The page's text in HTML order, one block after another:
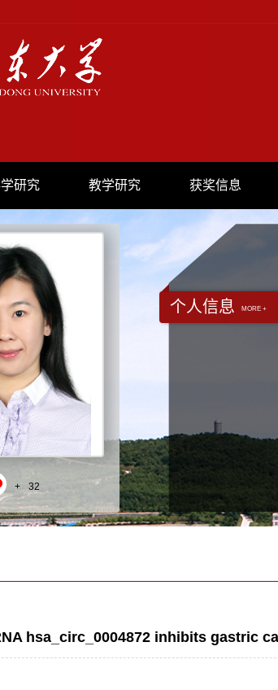
研究 教学研究 获奖信息
+ 32
个人信息 MORE +
hsa_circ_0004872 inhibits gastric